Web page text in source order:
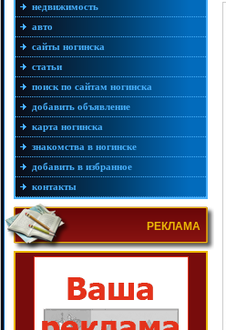
недвижимость
авто
сайты ногинска
статьи
поиск по сайтам ногинска
добавить объявление
карта ногинска
знакомства в ногинске
добавить в избранное
контакты
РЕКЛАМА